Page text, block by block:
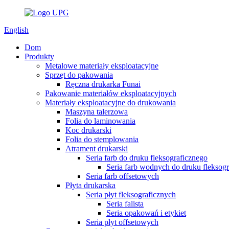
English
Dom
Produkty
Metalowe materiały eksploatacyjne
Sprzęt do pakowania
Ręczna drukarka Funai
Pakowanie materiałów eksploatacyjnych
Materiały eksploatacyjne do drukowania
Maszyna talerzowa
Folia do laminowania
Koc drukarski
Folia do stemplowania
Atrament drukarski
Seria farb do druku fleksograficznego
Seria farb wodnych do druku
Seria farb offsetowych
Płyta drukarska
Seria płyt fleksograficznych
Seria falista
Seria opakowań i etykiet
Seria płyt offsetowych